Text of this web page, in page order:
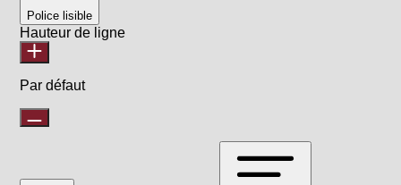
Police lisible
Hauteur de ligne
Par défaut